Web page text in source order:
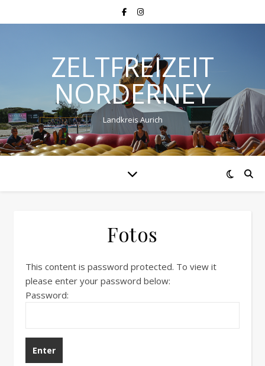
ZELTFREIZEIT
NORDERNEY
Landkreis Aurich
Fotos
This content is password protected. To view it
please enter your password below:
Password: